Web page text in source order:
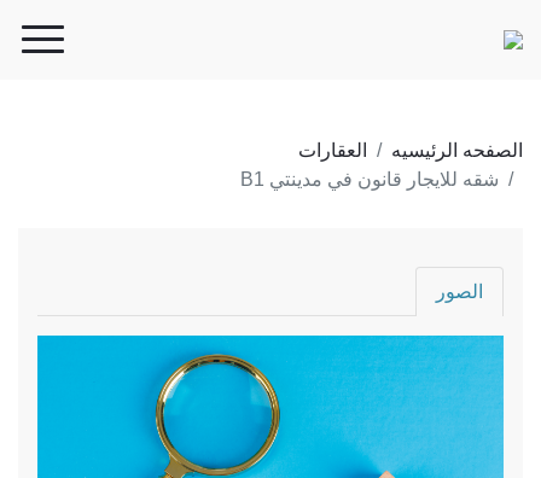
الصفحه الرئيسيه
العقارات
شقه للايجار قانون في مدينتي B1
الصور